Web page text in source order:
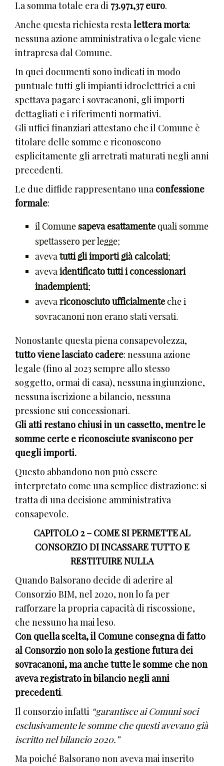
La somma totale era di 73.971,37 euro.
Anche questa richiesta restalettera morta:
nessuna azione amministrativa o legale viene
intrapresa dal Comune.
In quei documenti sono indicati in modo
puntuale tutti gli impianti idroelettrici a cui
spettava pagare i sovracanoni, gli importi
dettagliati e i riferimenti normativi.
Gli uffici finanziari attestano che il Comune è
titolare delle somme e riconoscono
esplicitamente gli arretrati maturati negli anni
precedenti.
Le due diffide rappresentano unaconfessione
formale:
il Comune sapeva esattamentequali somme
spettassero per legge;
avevatutti gli importi già calcolati;
avevaidentificato tutti i concessionari
inadempienti;
avevariconosciuto ufficialmenteche i
sovracanoni non erano stati versati.
Nonostante questa piena consapevolezza,
tutto viene lasciato cadere: nessuna azione
legale (fino al 2023 sempre allo stesso
soggetto, ormai di casa), nessuna ingiunzione,
nessuna iscrizione a bilancio, nessuna
pressione sui concessionari.
Gli atti restano chiusi in un cassetto, mentre le
somme certe e riconosciute svaniscono per
quegli importi.
Questo abbandono non può essere
interpretato come una semplice distrazione: si
tratta di una decisione amministrativa
consapevole.
CAPITOLO 2 – COME SI PERMETTE AL
CONSORZIO DI INCASSARE TUTTO E
RESTITUIRE NULLA
Quando Balsorano decide di aderire al
Consorzio BIM, nel 2020, non lo fa per
rafforzare la propria capacità di riscossione,
che nessuno ha mai leso.
Con quella scelta, il Comune consegna di fatto
al Consorzio non solo la gestione futura dei
sovracanoni, ma anche tutte le somme che non
aveva registrato in bilancio negli anni
precedenti.
Il consorzio infatti “garantisce ai Comuni soci
esclusivamente le somme che questi avevano già
iscritto nel bilancio 2020.”
Ma poiché Balsorano non aveva mai inserito